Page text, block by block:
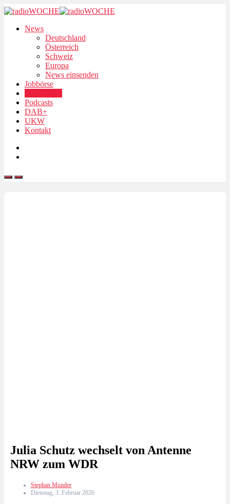
News
Deutschland
Österreich
Schweiz
Europa
News einsenden
Jobbörse
Podcasts
DAB+
UKW
Kontakt
Julia Schutz wechselt von Antenne
NRW zum WDR
Stephan Munder
Dienstag, 3. Februar 2026